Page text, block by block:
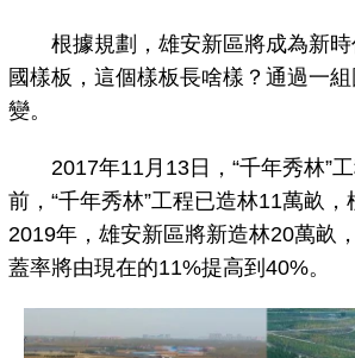
根據規劃，雄安新區將成為新時
國樣板，這個樣板長啥樣？通過一
變。
2017年11月13日，“千年秀林”工
前，“千年秀林”工程已造林11萬畝，
2019年，雄安新區將新造林20萬畝
蓋率將由現在的11%提高到40%。